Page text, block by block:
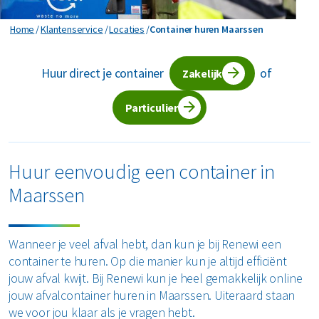
Horeca en recreatie
Industrie
Logistiek
Zakelijke dienstverlening
Interne inzamelmiddelen
Circulaire diensten
Circulair+
Gevaarlijk afval
Groen- en tuinafval
Matrassen
Papier en karton
PMD
Puin
Mineralen
ons
Home Klantenservice Locaties Container huren Maarssen
Container huren Maarssen
Huur direct je container Zakelijk of
Particulier
Huur eenvoudig een container in
Maarssen
Wanneer je veel afval hebt, dan kun je bij Renewi een
container te huren. Op die manier kun je altijd efficiënt
jouw afval kwijt. Bij Renewi kun je heel gemakkelijk online
jouw afvalcontainer huren in Maarssen. Uiteraard staan
we voor jou klaar als je vragen hebt.